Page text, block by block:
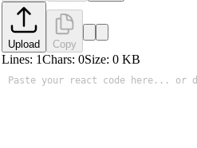
Upload Copy
Lines: 1Chars: 0Size: 0KB